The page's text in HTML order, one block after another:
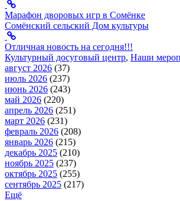
Марафон дворовых игр в Сомёнке
Сомёнский сельский Дом культуры
Отличная новость на сегодня!!!
Культурный досуговый центр, Наши
август 2026 (37)
июль 2026 (237)
июнь 2026 (243)
май 2026 (220)
апрель 2026 (251)
март 2026 (231)
февраль 2026 (208)
январь 2026 (215)
декабрь 2025 (210)
ноябрь 2025 (237)
октябрь 2025 (255)
сентябрь 2025 (217)
Ещё